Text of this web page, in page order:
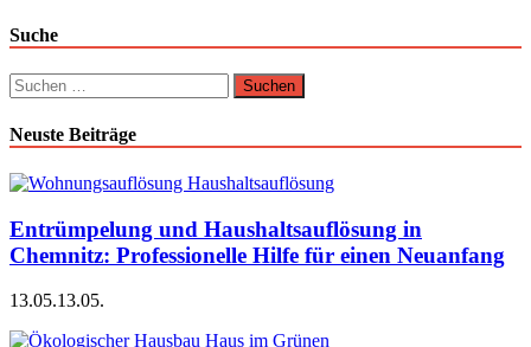
Suche
Suchen
nach:
Neuste Beiträge
Entrümpelung und Haushaltsauflösung in
Chemnitz: Professionelle Hilfe für einen Neuanfang
13.05.13.05.